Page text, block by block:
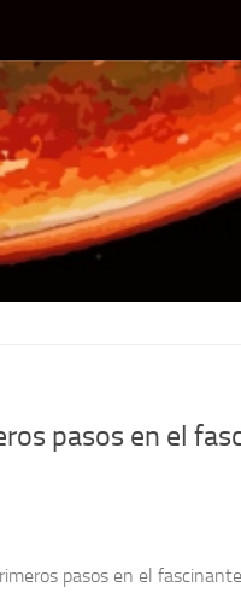
pasos en el
pasos en el